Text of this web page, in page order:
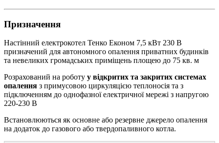
Призначення
Настінний електрокотел Тенко Економ 7,5 кВт 230 В
призначений для автономного опалення приватних будинків
та невеликих громадських приміщень площею до 75 кв. м
Розрахований на роботу у відкритих та закритих системах
опалення з примусовою циркуляцією теплоносія та з
підключенням до однофазної електричної мережі з напругою
220-230 В
Встановлюються як основне або резервне джерело опалення
на додаток до газового або твердопаливного котла.